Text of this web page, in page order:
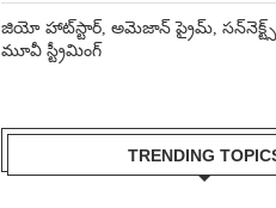
జియో హాట్‌స్టార్, అమెజాన్ ప్రైమ్, సన్‌నెక్ట్స్
మూవీ స్ట్రీమింగ్
TRENDING